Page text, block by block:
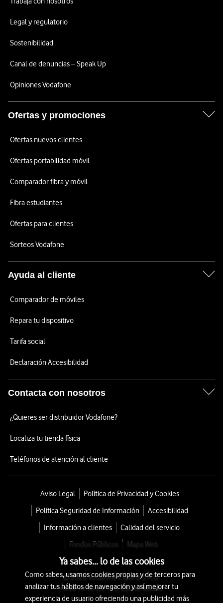
Legal y regulatorio
Sostenibilidad
Canal de denuncias – Speak Up
Opiniones Vodafone
Ofertas y promociones
Ofertas nuevos clientes
Ofertas portabilidad móvil
Comparador fibra y móvil
Fibra estudiantes
Ofertas para clientes
Sorteos Vodafone
Ayuda al cliente
Comparador de móviles
Repara tu dispositivo
Tarifa social
Declaración Accesibilidad
Contacta con nosotros
¿Quieres ser distribuidor Vodafone?
Localiza tu tienda física
Teléfonos de atención al cliente
Aviso Legal
Política de Privacidad y Cookies
Política Seguridad de Información
Accesibilidad
Información a clientes
Calidad del servicio
Fondos Públicos
Mapa Web
© 2026 Vodafone España S.A.U.
Avda. América 115, 28042 Madrid
Ya sabes... lo de las cookies
Como sabes, usamos cookies propias y de terceros para
analizar tus hábitos de navegación y así mejorar tu
experiencia de usuario ofreciendo una publicidad más